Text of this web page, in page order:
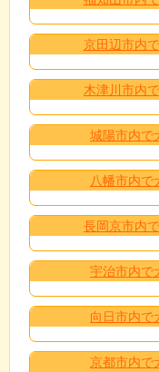
京田辺市内
木津川市内
城陽市内で
八幡市内で
長岡京市内
宇治市内で
向日市内で
京都市内で